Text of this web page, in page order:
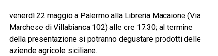
venerdì 22 maggio a Palermo alla Libreria Macaione (Via
Marchese di Villabianca 102) alle ore 17.30; al termine
della presentazione si potranno degustare prodotti delle
aziende agricole siciliane.